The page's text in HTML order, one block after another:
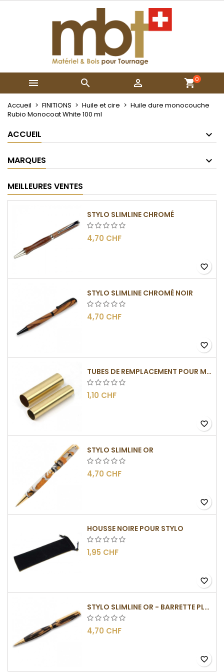
   0
Accueil FINITIONS Huile et cire
Huile dure monocouche
Rubio Monocoat White 100 ml
ACCUEIL
MARQUES
MEILLEURES VENTES
STYLO SLIMLINE CHROMÉ
4,70 CHF
favorite_border
STYLO SLIMLINE CHROMÉ NOIR
4,70 CHF
favorite_border
TUBES DE REMPLACEMENT POUR MÉCANISME SLIMLINE
1,10 CHF
favorite_border
STYLO SLIMLINE OR
4,70 CHF
favorite_border
HOUSSE NOIRE POUR STYLO
1,95 CHF
favorite_border
STYLO SLIMLINE OR - BARRETTE PLATE
4,70 CHF
favorite_border
Mes listes
Créer une nouvelle liste
Créer une liste d'envies
Connexion
Vous devez être connecté pour ajouter des produits
à votre liste d'envies.
Annuler Connexion